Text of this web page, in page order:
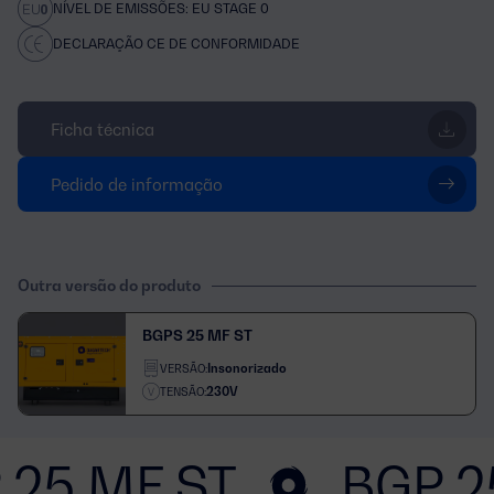
NÍVEL DE EMISSÕES: EU STAGE 0
DECLARAÇÃO CE DE CONFORMIDADE
Ficha técnica
Pedido de informação
Outra versão do produto
BGPS 25 MF ST
VERSÃO:Insonorizado
TENSÃO:230V